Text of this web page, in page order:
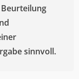
sinnvoll.